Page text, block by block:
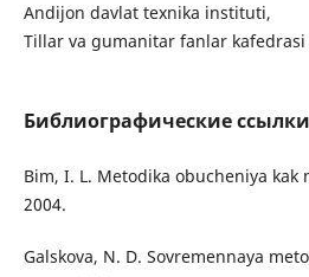
Andijon davlat texnika instituti,
Tillar va gumanitar fanlar kafedrasi
Библиографические ссылки
Bim, I. L. Metodika obucheniya kak
2004.
Galskova, N. D. Sovremennaya